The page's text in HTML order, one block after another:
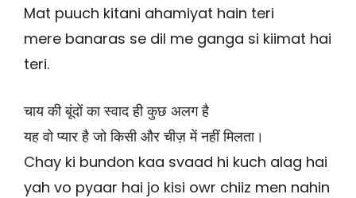
Mat puuch kitani ahamiyat hain teri
mere banaras se dil me ganga si kiimat hai
teri.
चाय की बूंदों का स्वाद ही कुछ अलग है
यह वो प्यार है जो किसी और चीज़ में नहीं मिलता।
Chay ki bundon kaa svaad hi kuch alag hai
yah vo pyaar hai jo kisi owr chiiz men nahin